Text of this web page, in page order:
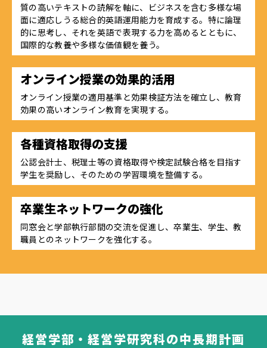
質の高いテキストの読解を軸に、ビジネスを含む多様な場
面に適応しうる総合的英語運用能力を育成する。特に論理
的に思考し、それを英語で表現する力を高めるとともに、
国際的な教養や多様な価値観を養う。
オンライン授業の効果的活用
オンライン授業の適用基準と効果検証方法を確立し、教育
効果の高いオンライン教育を実現する。
各種資格取得の支援
公認会計士、税理士等の資格取得や検定試験合格を目指す
学生を奨励し、そのための学習環境を整備する。
卒業生ネットワークの強化
同窓会と学部執行部間の交流を促進し、卒業生、学生、教
職員とのネットワークを強化する。
経営学部・経営学研究科の中長期計画